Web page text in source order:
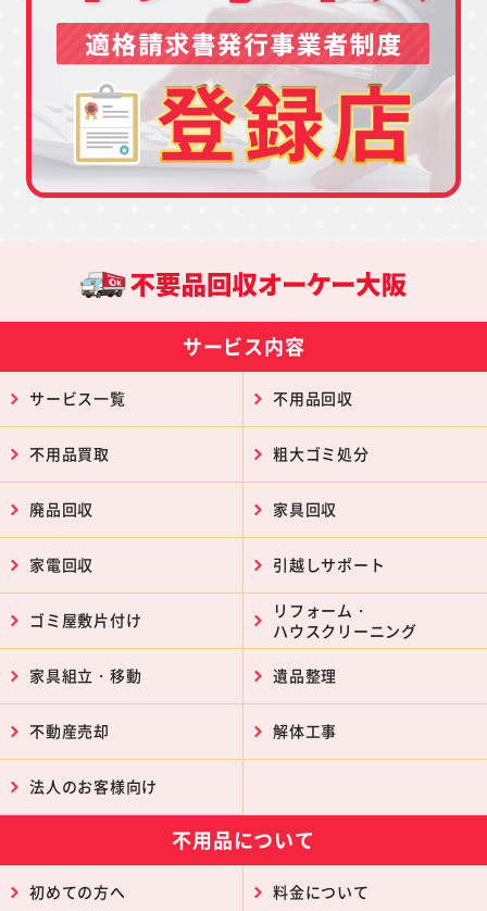
サービス内容
サービス一覧 不用品回収
不用品買取 粗大ゴミ処分
廃品回収 家具回収
家電回収 引越しサポート
ゴミ屋敷片付け
リフォーム・
ハウスクリーニング
家具組立・移動 遺品整理
不動産売却 解体工事
法人のお客様向け
不用品について
初めての方へ 料金について